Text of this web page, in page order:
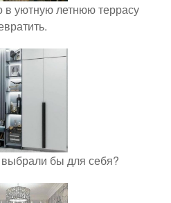
уютную летнюю террасу
бы для себя?